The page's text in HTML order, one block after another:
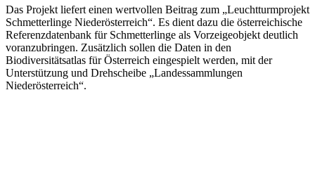
Das Projekt liefert einen wertvollen Beitrag zum „Leuchtturmprojekt
Schmetterlinge Niederösterreich“. Es dient dazu die österreichische
Referenzdatenbank für Schmetterlinge als Vorzeigeobjekt deutlich
voranzubringen. Zusätzlich sollen die Daten in den
Biodiversitätsatlas für Österreich eingespielt werden, mit der
Unterstützung und Drehscheibe „Landessammlungen
Niederösterreich“.